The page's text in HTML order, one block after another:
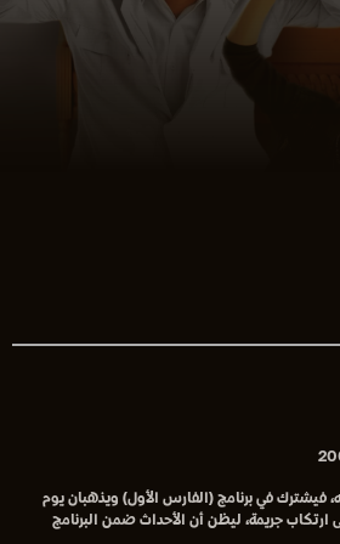
فيشترك في برنامج (الفارس الأول) ويذهبان يوم
ارتكاب جريمة، ليظن أن الأحداث ضمن البرنامج